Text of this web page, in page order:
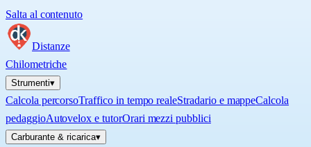
Salta al contenuto
Distanze
Chilometriche
Strumenti▾
Calcola percorsoTraffico in tempo realeStradario e mappeCalcola
pedaggioAutovelox e tutorOrari mezzi pubblici
Carburante & ricarica▾